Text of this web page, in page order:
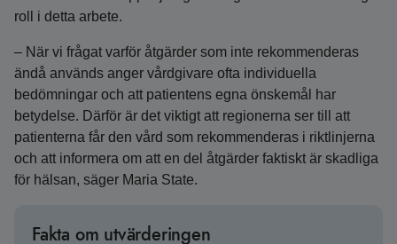
roll i detta arbete.
– När vi frågat varför åtgärder som inte rekommenderas
ändå används anger vårdgivare ofta individuella
bedömningar och att patientens egna önskemål har
betydelse. Därför är det viktigt att regionerna ser till att
patienterna får den vård som rekommenderas i riktlinjerna
och att informera om att en del åtgärder faktiskt är skadliga
för hälsan, säger Maria State.
Fakta om utvärderingen